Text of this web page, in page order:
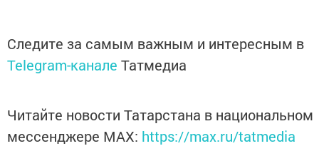
Следите за самым важным и интересным в
Telegram-канале Татмедиа
Читайте новости Татарстана в национальном
мессенджере MАХ: https://max.ru/tatmedia